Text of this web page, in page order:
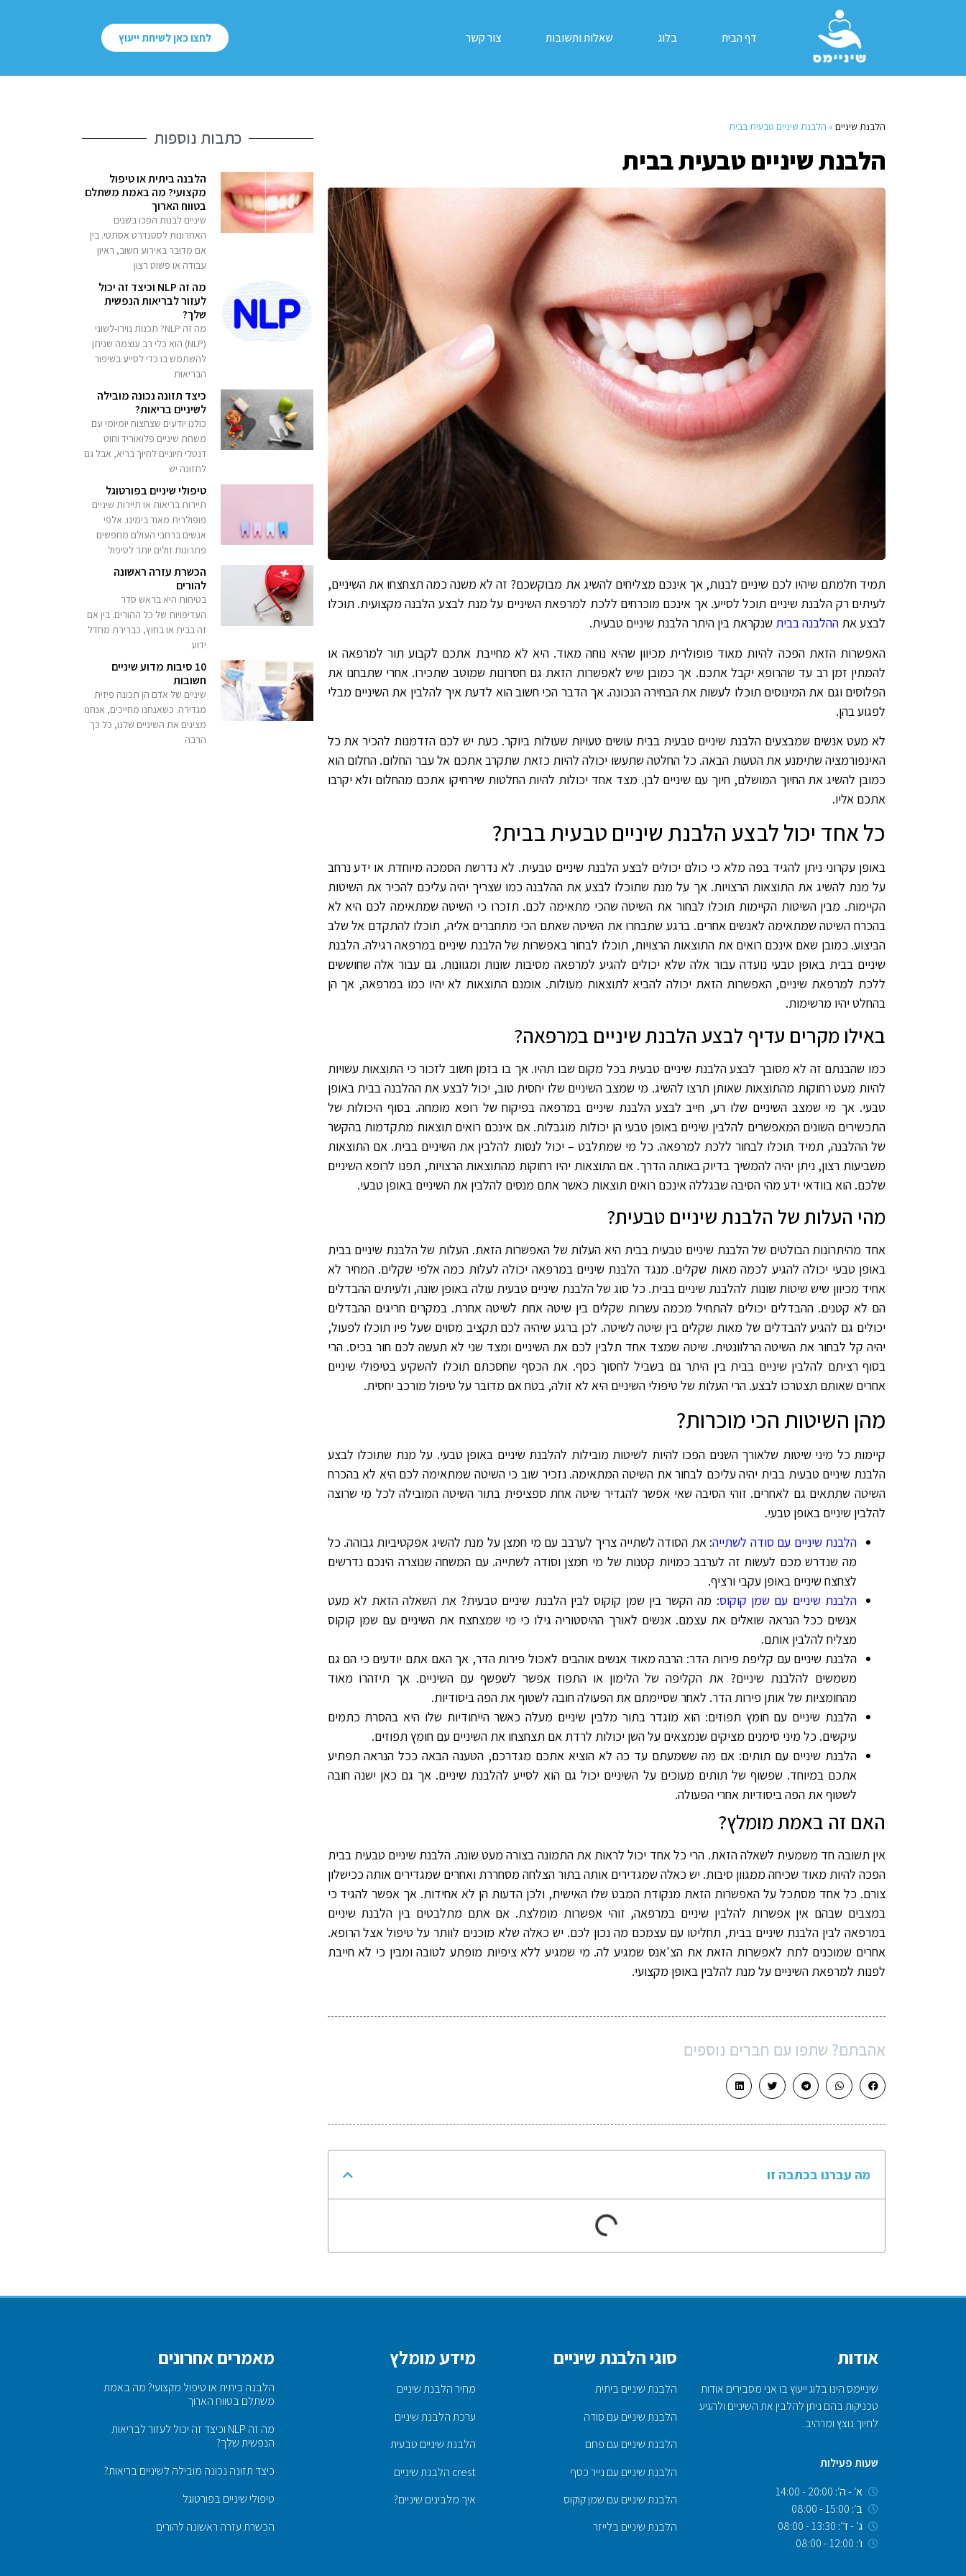
דף הבית בלוג שאלות ותשובות צור קשר לחצו כאן לשיחת ייעוץ
הלבנת שיניים » הלבנת שיניים טבעית בבית
הלבנת שיניים טבעית בבית
תמיד חלמתם שיהיו לכם שיניים לבנות, אך אינכם מצליחים להשיג את מבוקשכם? זה לא משנה כמה תצחצחו את השיניים,
לעיתים רק הלבנת שיניים תוכל לסייע. אך אינכם מוכרחים ללכת למרפאת השיניים על מנת לבצע הלבנה מקצועית. תוכלו
לבצע את ההלבנה בבית שנקראת בין היתר הלבנת שיניים טבעית.
האפשרות הזאת הפכה להיות מאוד פופולרית מכיוון שהיא נוחה מאוד. היא לא מחייבת אתכם לקבוע תור למרפאה או
להמתין זמן רב עד שהרופא יקבל אתכם. אך כמובן שיש לאפשרות הזאת גם חסרונות שמוטב שתכירו. אחרי שתבחנו את
הפלוסים וגם את המינוסים תוכלו לעשות את הבחירה הנכונה. אך הדבר הכי חשוב הוא לדעת איך להלבין את השיניים מבלי
לפגוע בהן.
לא מעט אנשים שמבצעים הלבנת שיניים טבעית בבית עושים טעויות שעולות ביוקר. כעת יש לכם הזדמנות להכיר את כל
האינפורמציה שתימנע את הטעות הבאה. כל החלטה שתעשו יכולה להיות כזאת שתקרב אתכם אל עבר החלום. החלום הוא
כמובן להשיג את החיוך המושלם, חיוך עם שיניים לבן. מצד אחד יכולות להיות החלטות שירחיקו אתכם מהחלום ולא יקרבו
אתכם אליו.
כל אחד יכול לבצע הלבנת שיניים טבעית בבית?
באופן עקרוני ניתן להגיד בפה מלא כי כולם יכולים לבצע הלבנת שיניים טבעית. לא נדרשת הסמכה מיוחדת או ידע נרחב
על מנת להשיג את התוצאות הרצויות. אך על מנת שתוכלו לבצע את ההלבנה כמו שצריך יהיה עליכם להכיר את השיטות
הקיימות. מבין השיטות הקיימות תוכלו לבחור את השיטה שהכי מתאימה לכם. תזכרו כי השיטה שמתאימה לכם היא לא
בהכרח השיטה שמתאימה לאנשים אחרים. ברגע שתבחרו את השיטה שאתם הכי מתחברים אליה, תוכלו להתקדם אל שלב
הביצוע. כמובן שאם אינכם רואים את התוצאות הרצויות, תוכלו לבחור באפשרות של הלבנת שיניים במרפאה רגילה. הלבנת
שיניים בבית באופן טבעי נועדה עבור אלה שלא יכולים להגיע למרפאה מסיבות שונות ומגוונות. גם עבור אלה שחוששים
ללכת למרפאת שיניים, האפשרות הזאת יכולה להביא לתוצאות מעולות. אומנם התוצאות לא יהיו כמו במרפאה, אך הן
בהחלט יהיו מרשימות.
באילו מקרים עדיף לבצע הלבנת שיניים במרפאה?
כמו שהבנתם זה לא מסובך לבצע הלבנת שיניים טבעית בכל מקום שבו תהיו. אך בו בזמן חשוב לזכור כי התוצאות עשויות
להיות מעט רחוקות מהתוצאות שאותן תרצו להשיג. מי שמצב השיניים שלו יחסית טוב, יכול לבצע את ההלבנה בבית באופן
טבעי. אך מי שמצב השיניים שלו רע, חייב לבצע הלבנת שיניים במרפאה בפיקוח של רופא מומחה. בסוף היכולות של
התכשירים השונים המאפשרים להלבין שיניים באופן טבעי הן יכולות מוגבלות. אם אינכם רואים תוצאות מתקדמות בהקשר
של ההלבנה, תמיד תוכלו לבחור ללכת למרפאה. כל מי שמתלבט – יכול לנסות להלבין את השיניים בבית. אם התוצאות
משביעות רצון, ניתן יהיה להמשיך בדיוק באותה הדרך. אם התוצאות יהיו רחוקות מהתוצאות הרצויות, תפנו לרופא השיניים
שלכם. הוא בוודאי ידע מהי הסיבה שבגללה אינכם רואים תוצאות כאשר אתם מנסים להלבין את השיניים באופן טבעי.
מהי העלות של הלבנת שיניים טבעית?
אחד מהיתרונות הבולטים של הלבנת שיניים טבעית בבית היא העלות של האפשרות הזאת. העלות של הלבנת שיניים בבית
באופן טבעי יכולה להגיע לכמה מאות שקלים. מנגד הלבנת שיניים במרפאה יכולה לעלות כמה אלפי שקלים. המחיר לא
אחיד מכיוון שיש שיטות שונות להלבנת שיניים בבית. כל סוג של הלבנת שיניים טבעית עולה באופן שונה, ולעיתים ההבדלים
הם לא קטנים. ההבדלים יכולים להתחיל מכמה עשרות שקלים בין שיטה אחת לשיטה אחרת. במקרים חריגים ההבדלים
יכולים גם להגיע להבדלים של מאות שקלים בין שיטה לשיטה. לכן ברגע שיהיה לכם תקציב מסוים שעל פיו תוכלו לפעול,
יהיה קל לבחור את השיטה הרלוונטית. שיטה שמצד אחד תלבין לכם את השיניים ומצד שני לא תעשה לכם חור בכיס. הרי
בסוף רציתם להלבין שיניים בבית בין היתר גם בשביל לחסוך כסף. את הכסף שחסכתם תוכלו להשקיע בטיפולי שיניים
אחרים שאותם תצטרכו לבצע. הרי העלות של טיפולי השיניים היא לא זולה, בטח אם מדובר על טיפול מורכב יחסית.
מהן השיטות הכי מוכרות?
קיימות כל מיני שיטות שלאורך השנים הפכו להיות לשיטות מובילות להלבנת שיניים באופן טבעי. על מנת שתוכלו לבצע
הלבנת שיניים טבעית בבית יהיה עליכם לבחור את השיטה המתאימה. נזכיר שוב כי השיטה שמתאימה לכם היא לא בהכרח
השיטה שתתאים גם לאחרים. זוהי הסיבה שאי אפשר להגדיר שיטה אחת ספציפית בתור השיטה המובילה לכל מי שרוצה
להלבין שיניים באופן טבעי.
הלבנת שיניים עם סודה לשתייה: את הסודה לשתייה צריך לערבב עם מי חמצן על מנת להשיג אפקטיביות גבוהה. כל
מה שנדרש מכם לעשות זה לערבב כמויות קטנות של מי חמצן וסודה לשתייה. עם המשחה שנוצרה הינכם נדרשים
לצחצח שיניים באופן עקבי ורציף.
הלבנת שיניים עם שמן קוקוס: מה הקשר בין שמן קוקוס לבין הלבנת שיניים טבעית? את השאלה הזאת לא מעט
אנשים ככל הנראה שואלים את עצמם. אנשים לאורך ההיסטוריה גילו כי מי שמצחצח את השיניים עם שמן קוקוס
מצליח להלבין אותם.
הלבנת שיניים עם קליפת פירות הדר: הרבה מאוד אנשים אוהבים לאכול פירות הדר, אך האם אתם יודעים כי הם גם
משמשים להלבנת שיניים? את הקליפה של הלימון או התפוז אפשר לשפשף עם השיניים. אך תיזהרו מאוד
מהחומציות של אותן פירות הדר. לאחר שסיימתם את הפעולה חובה לשטוף את הפה ביסודיות.
הלבנת שיניים עם חומץ תפוזים: הוא מוגדר בתור מלבין שיניים מעלה כאשר הייחודיות שלו היא בהסרת כתמים
עיקשים. כל מיני סימנים מציקים שנמצאים על השן יכולות לרדת אם תצחצחו את השיניים עם חומץ תפוזים.
הלבנת שיניים עם תותים: אם מה ששמעתם עד כה לא הוציא אתכם מגדרכם, הטענה הבאה ככל הנראה תפתיע
אתכם במיוחד. שפשוף של תותים מעוכים על השיניים יכול גם הוא לסייע להלבנת שיניים. אך גם כאן ישנה חובה
לשטוף את הפה ביסודיות אחרי הפעולה.
האם זה באמת מומלץ?
אין תשובה חד משמעית לשאלה הזאת. הרי כל אחד יכול לראות את התמונה בצורה מעט שונה. הלבנת שיניים טבעית בבית
הפכה להיות מאוד שכיחה ממגוון סיבות. יש כאלה שמגדירים אותה בתור הצלחה מסחררת ואחרים שמגדירים אותה ככישלון
צורם. כל אחד מסתכל על האפשרות הזאת מנקודת המבט שלו האישית, ולכן הדעות הן לא אחידות. אך אפשר להגיד כי
במצבים שבהם אין אפשרות להלבין שיניים במרפאה, זוהי אפשרות מומלצת. אם אתם מתלבטים בין הלבנת שיניים
במרפאה לבין הלבנת שיניים בבית, תחליטו עם עצמכם מה נכון לכם. יש כאלה שלא מוכנים לוותר על טיפול אצל הרופא.
אחרים שמוכנים לתת לאפשרות הזאת את הצ'אנס שמגיע לה. מי שמגיע ללא ציפיות מופתע לטובה ומבין כי לא חייבת
לפנות למרפאת השיניים על מנת להלבין באופן מקצועי.
אהבתם? שתפו עם חברים נוספים
מה עברנו בכתבה זו
כתבות נוספות
הלבנה ביתית או טיפול
מקצועי? מה באמת משתלם
בטווח הארוך
שיניים לבנות הפכו בשנים
האחרונות לסטנדרט אסתטי. בין
אם מדובר באירוע חשוב, ראיון
עבודה או פשוט רצון
מה זה NLP וכיצד זה יכול
לעזור לבריאות הנפשית
שלך?
מה זה NLP? תכנות נוירו-לשוני
(NLP) הוא כלי רב עוצמה שניתן
להשתמש בו כדי לסייע בשיפור
הבריאות
כיצד תזונה נכונה מובילה
לשיניים בריאות?
כולנו יודעים שצחצוח יומיומי עם
משחת שיניים פלואוריד וחוט
דנטלי חיוניים לחיוך בריא, אבל גם
לתזונה יש
טיפולי שיניים בפורטוגל
תיירות בריאות או תיירות שיניים
פופולרית מאוד בימינו. אלפי
אנשים ברחבי העולם מחפשים
פתרונות זולים יותר לטיפול
הכשרת עזרה ראשונה
להורים
בטיחות היא בראש סדר
העדיפויות של כל ההורים. בין אם
זה בבית או בחוץ, כברירת מחדל
ידוע
10 סיבות מדוע שיניים
חשובות
שיניים של אדם הן תכונה פיזית
מגדירה. כשאנחנו מחייכים, אנחנו
מציגים את השיניים שלנו, כל כך
הרבה
אודות
שיניימס הינו בלוג ייעוץ בו אני מסבירים אודות
טכניקות בהם ניתן להלבין את השיניים ולהגיע
לחיוך נוצץ ומרהיב.
שעות פעילות
א׳ - ה׳: 20:00 - 14:00
ב׳: 15:00 - 08:00
ג׳ - ד׳: 13:30 - 08:00
ו׳: 12:00 - 08:00
סוגי הלבנת שיניים
הלבנת שיניים ביתית
הלבנת שיניים עם סודה
הלבנת שיניים עם פחם
הלבנת שיניים עם נייר כסף
הלבנת שיניים עם שמן קוקוס
הלבנת שיניים בלייזר
מידע מומלץ
מחיר הלבנת שיניים
ערכת הלבנת שיניים
הלבנת שיניים טבעית
crest הלבנת שיניים
איך מלבינים שיניים?
מאמרים אחרונים
הלבנה ביתית או טיפול מקצועי? מה באמת
משתלם בטווח הארוך
מה זה NLP וכיצד זה יכול לעזור לבריאות
הנפשית שלך?
כיצד תזונה נכונה מובילה לשיניים בריאות?
טיפולי שיניים בפורטוגל
הכשרת עזרה ראשונה להורים